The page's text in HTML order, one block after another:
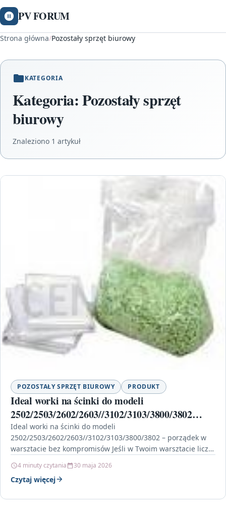
PV FORUM
Strona główna/Pozostały sprzęt biurowy
KATEGORIA
Kategoria:Pozostały sprzęt
biurowy
Znaleziono 1 artykuł
POZOSTAŁY SPRZĘT BIUROWY PRODUKT
Ideal worki na ścinki do modeli
2502/2503/2602/2603//3102/3103/3800/3802
50szt.
Ideal worki na ścinki do modeli
2502/2503/2602/2603//3102/3103/3800/3802 – porządek w
warsztacie bez kompromisów Jeśli w Twoim warsztacie liczy
4 minuty czytania 30 maja 2026
Czytaj więcej